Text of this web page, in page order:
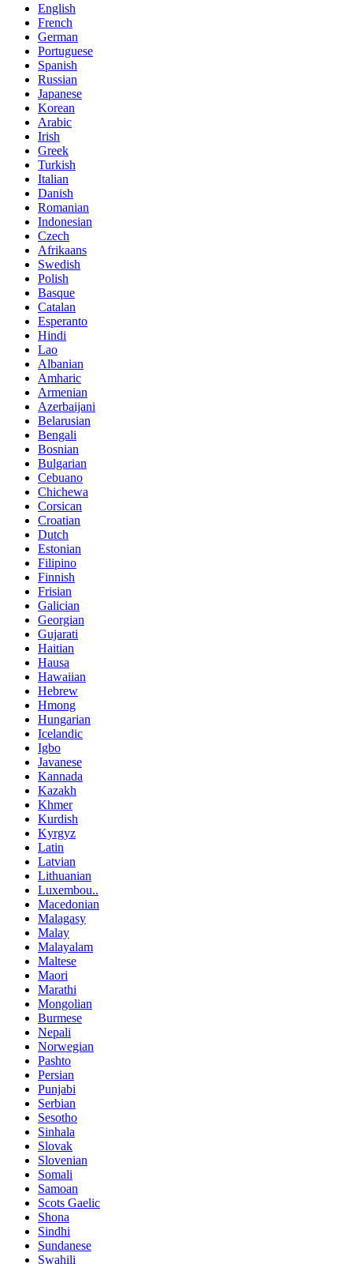
English
French
German
Portuguese
Spanish
Russian
Japanese
Korean
Arabic
Irish
Greek
Turkish
Italian
Danish
Romanian
Indonesian
Czech
Afrikaans
Swedish
Polish
Basque
Catalan
Esperanto
Hindi
Lao
Albanian
Amharic
Armenian
Azerbaijani
Belarusian
Bengali
Bosnian
Bulgarian
Cebuano
Chichewa
Corsican
Croatian
Dutch
Estonian
Filipino
Finnish
Frisian
Galician
Georgian
Gujarati
Haitian
Hausa
Hawaiian
Hebrew
Hmong
Hungarian
Icelandic
Igbo
Javanese
Kannada
Kazakh
Khmer
Kurdish
Kyrgyz
Latin
Latvian
Lithuanian
Luxembou..
Macedonian
Malagasy
Malay
Malayalam
Maltese
Maori
Marathi
Mongolian
Burmese
Nepali
Norwegian
Pashto
Persian
Punjabi
Serbian
Sesotho
Sinhala
Slovak
Slovenian
Somali
Samoan
Scots Gaelic
Shona
Sindhi
Sundanese
Swahili